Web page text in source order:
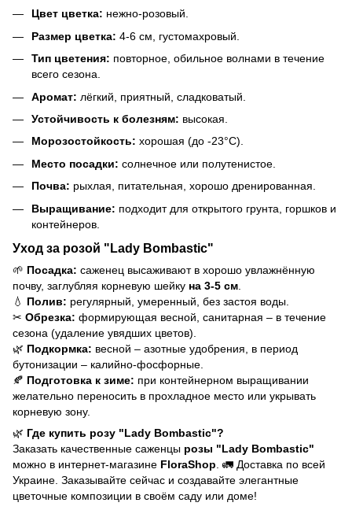
Цвет цветка: нежно-розовый.
Размер цветка: 4-6 см, густомахровый.
Тип цветения: повторное, обильное волнами в течение
всего сезона.
Аромат: лёгкий, приятный, сладковатый.
Устойчивость к болезням: высокая.
Морозостойкость: хорошая (до -23°C).
Место посадки: солнечное или полутенистое.
Почва: рыхлая, питательная, хорошо дренированная.
Выращивание: подходит для открытого грунта, горшков и
контейнеров.
Уход за розой "Lady Bombastic"
🌱 Посадка: саженец высаживают в хорошо увлажнённую
почву, заглубляя корневую шейку на 3-5 см.
💧 Полив: регулярный, умеренный, без застоя воды.
✂ Обрезка: формирующая весной, санитарная – в течение
сезона (удаление увядших цветов).
🌿 Подкормка: весной – азотные удобрения, в период
бутонизации – калийно-фосфорные.
🍂 Подготовка к зиме: при контейнерном выращивании
желательно переносить в прохладное место или укрывать
корневую зону.
🌿 Где купить розу "Lady Bombastic"?
Заказать качественные саженцы розы "Lady Bombastic"
можно в интернет-магазине FloraShop. 🚛 Доставка по всей
Украине. Заказывайте сейчас и создавайте элегантные
цветочные композиции в своём саду или доме!